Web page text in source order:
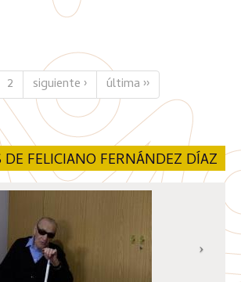
2 siguiente › última ››
DE FELICIANO FERNÁNDEZ DÍAZ